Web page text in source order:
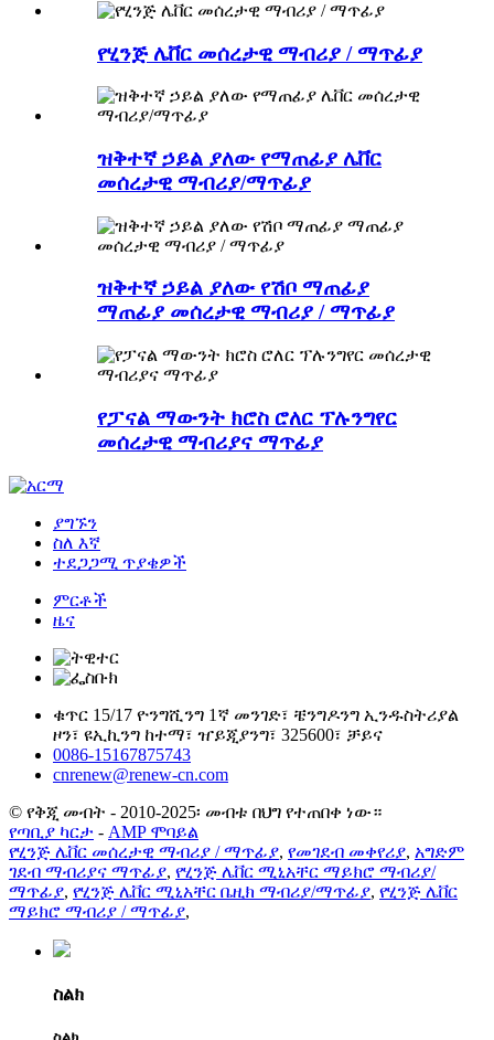
የሂንጅ ሌቨር መሰረታዊ ማብሪያ / ማጥፊያ
ዝቅተኛ ኃይል ያለው የማጠፊያ ሌቨር
መሰረታዊ ማብሪያ/ማጥፊያ
ዝቅተኛ ኃይል ያለው የሽቦ ማጠፊያ
ማጠፊያ መሰረታዊ ማብሪያ / ማጥፊያ
የፓናል ማውንት ክሮስ ሮለር ፕሉንግየር
መሰረታዊ ማብሪያና ማጥፊያ
ያግኙን
ስለ እኛ
ተደጋጋሚ ጥያቄዎች
ምርቶች
ዜና
ቁጥር 15/17 ዮንግሺንግ 1ኛ መንገድ፣ ቼንግዶንግ ኢንዱስትሪያል
ዞን፣ ዩኢኪንግ ከተማ፣ ዠይጂያንግ፣ 325600፣ ቻይና
0086-15167875743
cnrenew@renew-cn.com
© የቅጂ መብት - 2010-2025፡ መብቱ በህግ የተጠበቀ ነው።
የጣቢያ ካርታ - AMP ሞባይል
የሂንጅ ሌቨር መሰረታዊ ማብሪያ / ማጥፊያ, የመገደብ መቀየሪያ, አግድም
ገደብ ማብሪያና ማጥፊያ, የሂንጅ ሌቨር ሚኒአቸር ማይክሮ ማብሪያ/
ማጥፊያ, የሂንጅ ሌቨር ሚኒአቸር ቤዚክ ማብሪያ/ማጥፊያ, የሂንጅ ሌቨር
ማይክሮ ማብሪያ / ማጥፊያ,
ስልክ